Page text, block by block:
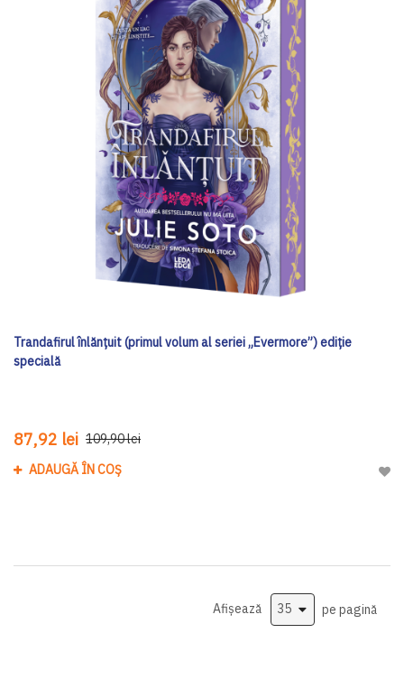
Trandafirul înlănțuit (primul volum al seriei „Evermore”) ediţie
specială
87,92 lei 109,90 lei
ADAUGĂ ÎN COȘ
Afișează pe pagină